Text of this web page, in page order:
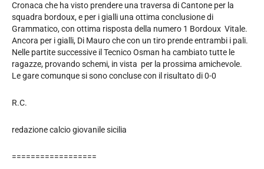
Cronaca che ha visto prendere una traversa di Cantone per la
squadra bordoux, e per i gialli una ottima conclusione di
Grammatico, con ottima risposta della numero 1 Bordoux Vitale.
Ancora per i gialli, Di Mauro che con un tiro prende entrambi i pali.
Nelle partite successive il Tecnico Osman ha cambiato tutte le
ragazze, provando schemi, in vista per la prossima amichevole.
Le gare comunque si sono concluse con il risultato di 0-0
R.C.
redazione calcio giovanile sicilia
==================